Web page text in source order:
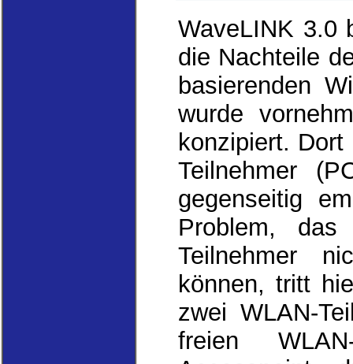
WaveLINK 3.0
die Nachteile
basierenden
wurde
konzipiert.
Teilnehmer
gegenseitig
Problem,
Teilnehmer
können, tritt
zwei WLAN-
freien